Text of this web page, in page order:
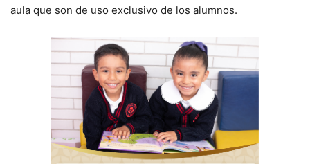
aula que son de uso exclusivo de los alumnos.